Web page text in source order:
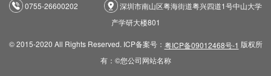
0755-26600202
深圳市南山区粤海街道粤兴四道1号中山大学
产学研大楼801
© 2015-2020 All Rights Reserved. ICP备案号： 粤ICP备09012468号-1 版权所
有：©您公司网站名称